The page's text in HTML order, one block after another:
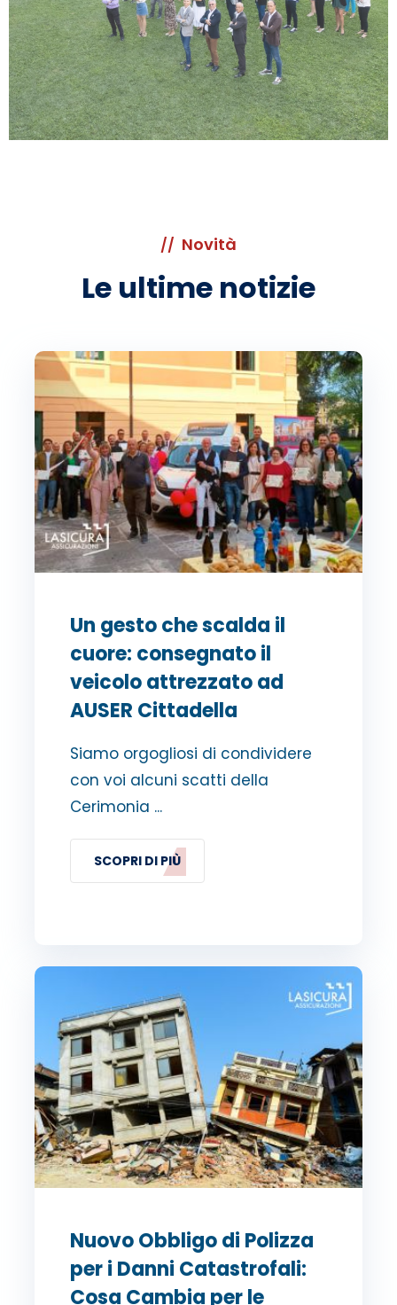
// Novità
Le ultime notizie
Un gesto che scalda il
cuore: consegnato il
veicolo attrezzato ad
AUSER Cittadella
Siamo orgogliosi di condividere
con voi alcuni scatti della
Cerimonia ...
SCOPRI DI PIÙ
Nuovo Obbligo di Polizza
per i Danni Catastrofali:
Cosa Cambia per le